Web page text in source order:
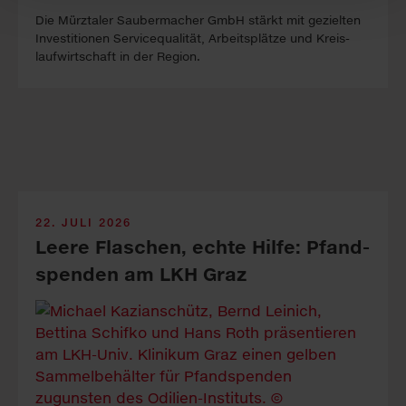
Die Mürztaler Sauber­macher GmbH stärkt mit ge­zielten
In­vest­itionen Service­qualität, Arbeits­plätze und Kreis­
lauf­wirt­schaft in der Re­gion.
22. JULI 2026
Leere Fla­sch­en, echte Hil­fe: Pfand­
spen­den am LKH Graz